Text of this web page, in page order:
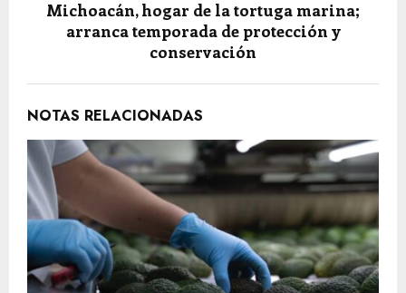
Michoacán, hogar de la tortuga marina;
arranca temporada de protección y
conservación
NOTAS RELACIONADAS